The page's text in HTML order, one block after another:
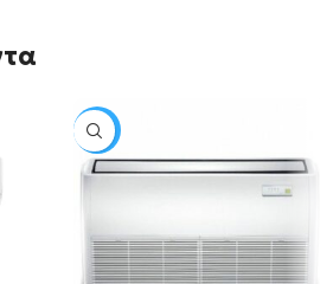
SALE